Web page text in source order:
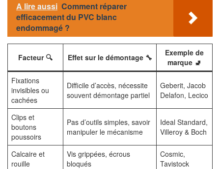
A lire aussi Comment réparer
efficacement du PVC blanc
endommagé ?
Facteur 🔍 Effet sur le démontage 🔧
Exemple de
marque 🚽
Fixations
invisibles ou
cachées
Difficile d’accès, nécessite
souvent démontage partiel
Geberit, Jacob
Delafon, Lecico
Clips et
boutons
poussoirs
Pas d’outils simples, savoir
manipuler le mécanisme
Ideal Standard,
Villeroy & Boch
Calcaire et
rouille
Vis grippées, écrous
bloqués
Cosmic,
Tavistock